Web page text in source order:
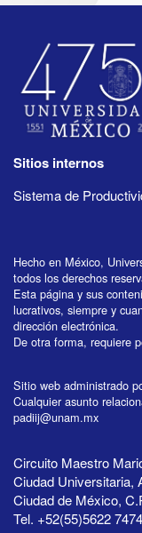
Sitios internos
Sistema de
Hecho en México,
todos los derechos
Esta página y sus
lucrativos, siempre y
dirección electrónica.
De otra forma, requiere
Sitio web administrado
Cualquier asunto
padiij@unam.mx
Circuito Maestro
Ciudad Universitaria,
Ciudad de México,
Tel. +52(55)5622 7474